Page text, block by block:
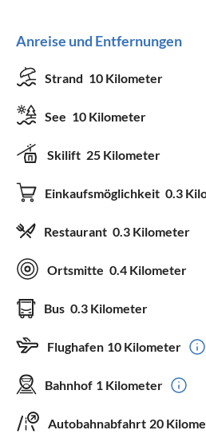
Anreise und Entfernungen
Strand 10 Kilometer
See 10 Kilometer
Skilift 25 Kilometer
Einkaufsmöglichkeit 0.3
Restaurant 0.3 Kilometer
Ortsmitte 0.4 Kilometer
Bus 0.3 Kilometer
Flughafen 10 Kilometer
Bahnhof 1 Kilometer
Autobahnabfahrt 20